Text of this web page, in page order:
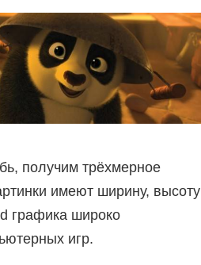
получим трёхмерное
имеют ширину, высоту
графика широко
игр.